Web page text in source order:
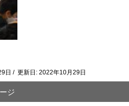
日 / 更新日: 2022年10月29日
ジ